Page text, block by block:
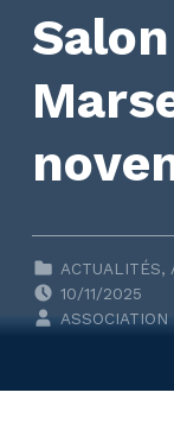
ACTUALITÉS,
10/11/2025
WRITTEN BY: